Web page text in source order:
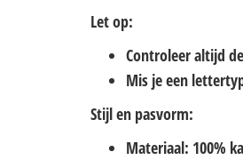
Let op:
Controleer altijd
Mis je een
Stijl en pasvorm:
Materiaal: 100%